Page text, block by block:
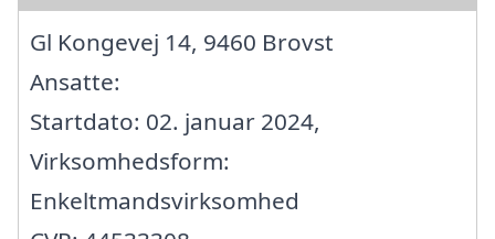
Gl Kongevej 14, 9460 Brovst
Ansatte:
Startdato: 02. januar 2024,
Virksomhedsform:
Enkeltmandsvirksomhed